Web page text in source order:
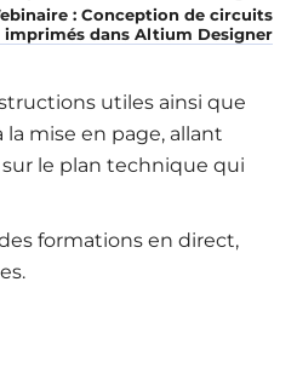
: Conception de circuits
imprimés dans Altium Designer
utiles ainsi que
mise en page, allant
le plan technique qui
formations en direct,